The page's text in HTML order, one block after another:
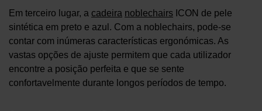
Em terceiro lugar, a cadeira noblechairs ICON de pele
sintética em preto e azul. Com a noblechairs, pode-se
contar com inúmeras características ergonómicas. As
vastas opções de ajuste permitem que cada utilizador
encontre a posição perfeita e que se sente
confortavelmente durante longos períodos de tempo.